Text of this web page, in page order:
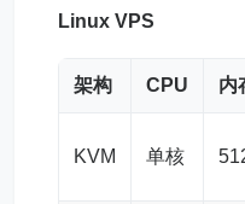
Linux VPS
架构 CPU 内
KVM 单核